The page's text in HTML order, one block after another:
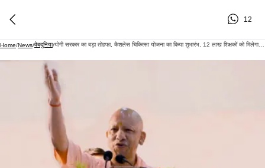
12
Home/News/वेबदुनिया/ योगी सरकार का बड़ा तोहफा, कैशलेस चिकित्सा योजना का किया शुभारंभ, 12 लाख शिक्षकों को मिलेगा सुरक्षा कवच, छात्रों के खातों में ट्रांसफर किए 1320 करोड़